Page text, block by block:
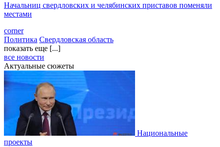
Начальниц свердловских и челябинских приставов поменяли
местами
corner
Политика Свердловская область
показать еще [...]
все новости
Актуальные сюжеты
Национальные
проекты